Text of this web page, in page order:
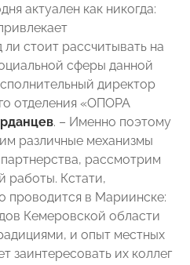
актуален как никогда:
стоит рассчитывать на
сферы данной
директор
отделения «ОПОРА
. – Именно поэтому
различные механизмы
рассмотрим
работы. Кстати,
проводится в Мариинске:
Кемеровской области
и опыт местных
заинтересовать их коллег